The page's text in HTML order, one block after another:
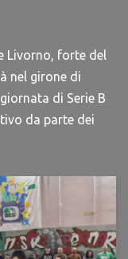
Livorno, forte del
nel girone di
di Serie B
da parte dei